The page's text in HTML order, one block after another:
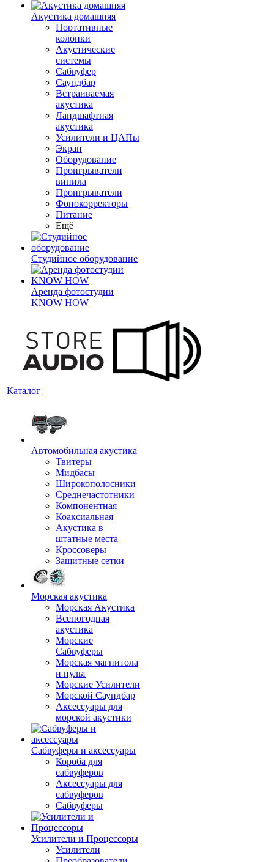
Акустика домашняя
Портативные
колонки
Акустические
системы
Сабвуфер
Саундбар
Встраиваемая
акустика
Ландшафтная
акустика
Усилители и ЦАПы
Экран
Оборудование
Проигрыватели
винила
Проигрыватели
Фонокорректоры
Питание
Ещё
Студийное оборудование
Аренда фотостудии
KNOW HOW
Каталог
Автомобильная акустика
Твитеры
Мидбасы
Широкополосники
Среднечастотники
Компонентная
Коаксиальная
Акустика в
штатные места
Кроссоверы
Защитные сетки
Морская акустика
Морская Акустика
Всепогодная
акустика
Морские
Сабвуферы
Морская магнитола
и пульт
Морские Усилители
Морской Cаундбар
Аксессуары для
морской акустики
Сабвуферы и аксессуары
Короба для
сабвуферов
Аксессуары для
сабвуферов
Сабвуферы
Усилители и Процессоры
Усилители